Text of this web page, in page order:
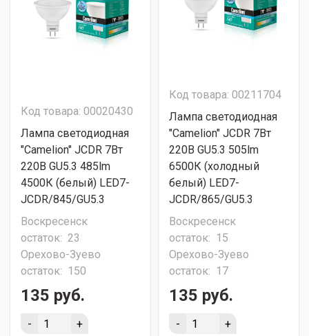
Код товара: 00020430
Лампа светодиодная
"Camelion" JCDR 7Вт
220В GU5.3 485lm
4500К (белый) LED7-
JCDR/845/GU5.3
Воскресенск
остаток: 23
Орехово-Зуево
остаток: 150
135 руб.
- +
Код товара: 00211704
Лампа светодиодная
"Camelion" JCDR 7Вт
220В GU5.3 505lm
6500К (холодный
белый) LED7-
JCDR/865/GU5.3
Воскресенск
остаток: 15
Орехово-Зуево
остаток: 17
135 руб.
- +